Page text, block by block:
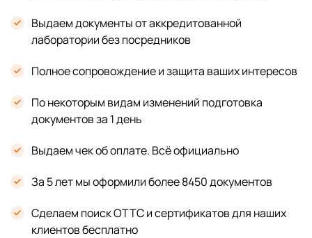
Выдаем документы от аккредитованной
лаборатории без посредников
Полное сопровождение и защита ваших интересов
По некоторым видам изменений подготовка
документов за 1 день
Выдаем чек об оплате. Всё официально
За 5 лет мы оформили более 8450 документов
Сделаем поиск ОТТС и сертификатов для наших
клиентов бесплатно